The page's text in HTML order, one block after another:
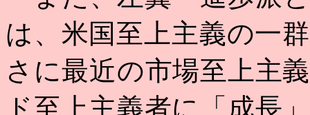
は、米国至上主義の一
さに最近の市場至上主
ド至上主義者に「成長